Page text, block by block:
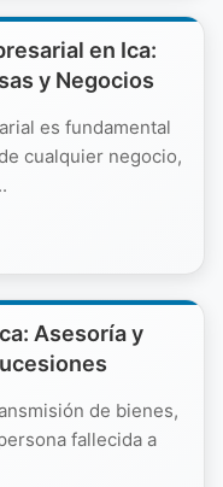
en Ica:
y Negocios
es fundamental
cualquier negocio,
Asesoría y
de bienes,
fallecida a